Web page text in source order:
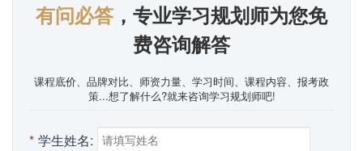
有问必答，专业学习规划师为您免
费咨询解答
课程底价、品牌对比、师资力量、学习时间、课程内容、报考政
策...想了解什么?就来咨询学习规划师吧!
* 学生姓名: